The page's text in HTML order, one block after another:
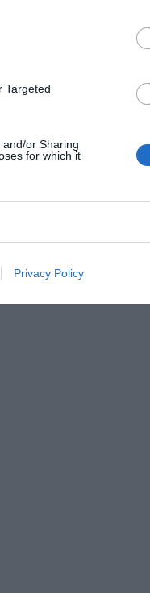
Targeted
or Sharing
for which it
Privacy Policy